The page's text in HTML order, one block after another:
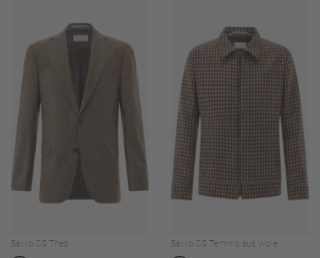
Sakko CG Theo Sakko CG Termino aus Wolle